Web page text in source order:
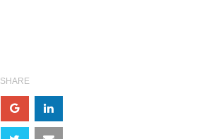
SHARE